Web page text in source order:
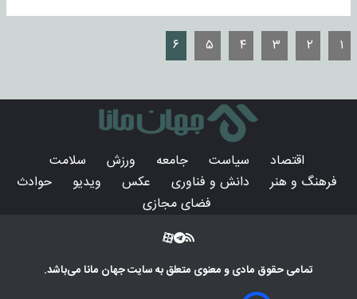
۱ ۲ ۳ ۴ ۵ ۶
اقتصاد سیاست جامعه ورزش
سلامت
فرهنگ و هنر
دانش و فناوری عکس ویدیو
حوادث
فضای مجازی
تمامی حقوق مادی و معنوی متعلق به سایتجهان مانامی‌باشد.